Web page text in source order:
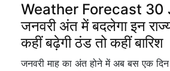
Weather Forecast 30
जनवरी अंत में बदलेगा इन
कहीं बढ़ेगी ठंड तो कहीं बारिश
जनवरी माह का अंत होने में अब बस एक